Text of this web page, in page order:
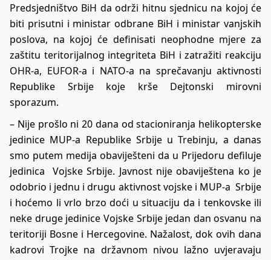
Predsjedništvo BiH da održi hitnu sjednicu na kojoj će
biti prisutni i ministar odbrane BiH i ministar vanjskih
poslova, na kojoj će definisati neophodne mjere za
zaštitu teritorijalnog integriteta BiH i zatražiti reakciju
OHR-a, EUFOR-a i NATO-a na sprečavanju aktivnosti
Republike Srbije koje krše Dejtonski mirovni
sporazum.
– Nije prošlo ni 20 dana od stacioniranja helikopterske
jedinice MUP-a Republike Srbije u Trebinju, a danas
smo putem medija obaviješteni da u Prijedoru defiluje
jedinica Vojske Srbije. Javnost nije obaviještena ko je
odobrio i jednu i drugu aktivnost vojske i MUP-a Srbije
i hoćemo li vrlo brzo doći u situaciju da i tenkovske ili
neke druge jedinice Vojske Srbije jedan dan osvanu na
teritoriji Bosne i Hercegovine. Nažalost, dok ovih dana
kadrovi Trojke na državnom nivou lažno uvjeravaju